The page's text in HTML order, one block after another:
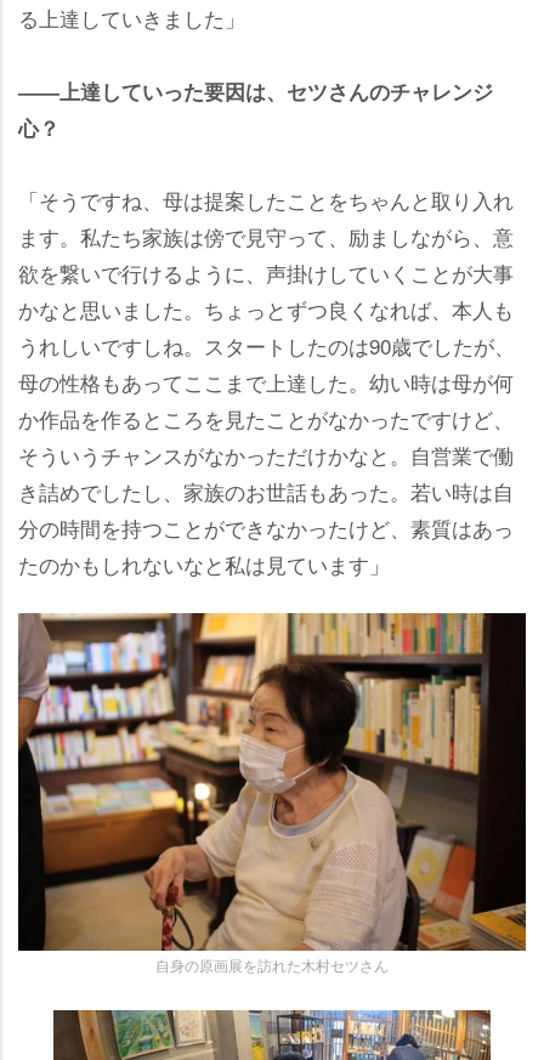
る上達していきました」
――上達していった要因は、セツさんのチャレンジ
心？
「そうですね、母は提案したことをちゃんと取り入れ
ます。私たち家族は傍で見守って、励ましながら、意
欲を繋いで行けるように、声掛けしていくことが大事
かなと思いました。ちょっとずつ良くなれば、本人も
うれしいですしね。スタートしたのは90歳でしたが、
母の性格もあってここまで上達した。幼い時は母が何
か作品を作るところを見たことがなかったですけど、
そういうチャンスがなかっただけかなと。自営業で働
き詰めでしたし、家族のお世話もあった。若い時は自
分の時間を持つことができなかったけど、素質はあっ
たのかもしれないなと私は見ています」
自身の原画展を訪れた木村セツさん